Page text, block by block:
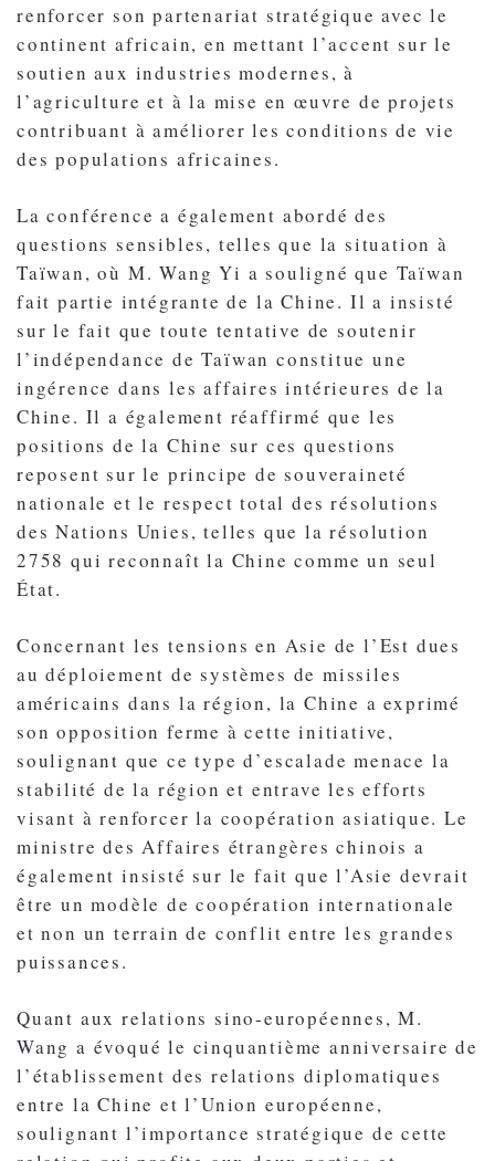
renforcer son partenariat stratégique avec le
continent africain, en mettant l’accent sur le
soutien aux industries modernes, à
l’agriculture et à la mise en œuvre de projets
contribuant à améliorer les conditions de vie
des populations africaines.
La conférence a également abordé des
questions sensibles, telles que la situation à
Taïwan, où M. Wang Yi a souligné que Taïwan
fait partie intégrante de la Chine. Il a insisté
sur le fait que toute tentative de soutenir
l’indépendance de Taïwan constitue une
ingérence dans les affaires intérieures de la
Chine. Il a également réaffirmé que les
positions de la Chine sur ces questions
reposent sur le principe de souveraineté
nationale et le respect total des résolutions
des Nations Unies, telles que la résolution
2758 qui reconnaît la Chine comme un seul
État.
Concernant les tensions en Asie de l’Est dues
au déploiement de systèmes de missiles
américains dans la région, la Chine a exprimé
son opposition ferme à cette initiative,
soulignant que ce type d’escalade menace la
stabilité de la région et entrave les efforts
visant à renforcer la coopération asiatique. Le
ministre des Affaires étrangères chinois a
également insisté sur le fait que l’Asie devrait
être un modèle de coopération internationale
et non un terrain de conflit entre les grandes
puissances.
Quant aux relations sino-européennes, M.
Wang a évoqué le cinquantième anniversaire de
l’établissement des relations diplomatiques
entre la Chine et l’Union européenne,
soulignant l’importance stratégique de cette